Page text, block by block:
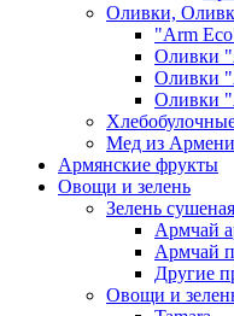
Оливки,
"Arm
Оливки
Оливки
Оливки
Мед из
Армянские фрукты
Овощи и зелень
Зелень сушеная
Армчай
Армчай
Другие
Овощи и